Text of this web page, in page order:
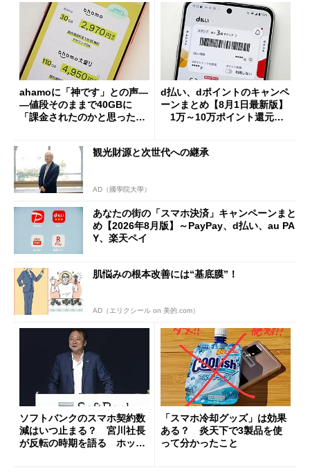
ahamoに「神です」との声―
―値段そのままで40GBに
「課金されたのかと思った」
d払い、dポイントのキャンペ
ーンまとめ【8月1日最新版】
1万～10万ポイント還元の
観光財源と次世代への継承
AD（國學院大學）
あなたの街の「スマホ決済」キャンペーンまと
め【2026年8月版】～PayPay、d払い、au PA
Y、楽天ペイ
肌悩みの根本改善には“基底膜”！
AD（エリクシール on 美的.com）
ソフトバンクのスマホ契約数
減はいつ止まる？ 宮川社長
が反転の時期を語る ホッピ
「スマホ冷却グッズ」は効果
ある？ 炎天下で3製品を使
って分かったこと